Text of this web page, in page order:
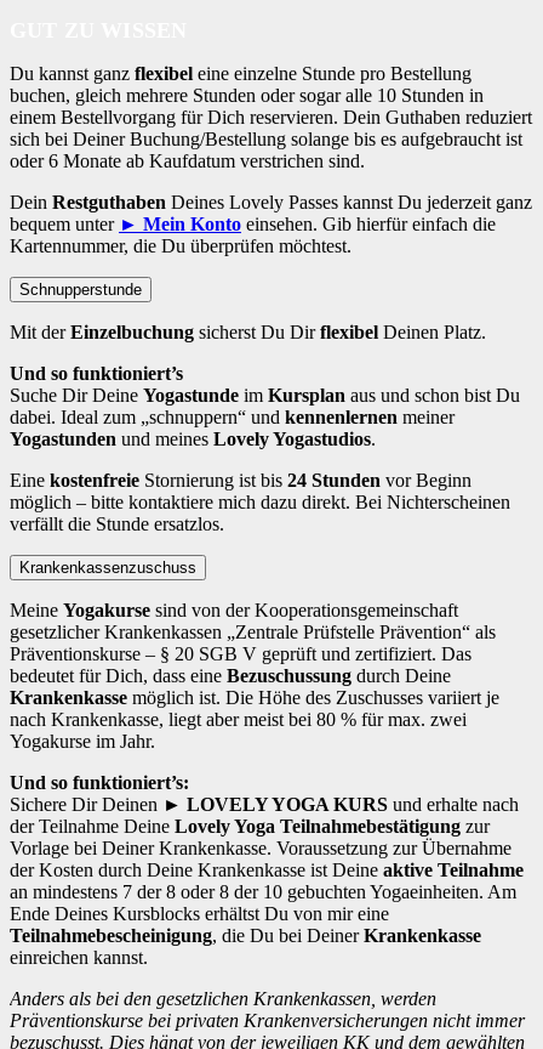
Du kannst ganz flexibel eine einzelne Stunde pro Bestellung
buchen, gleich mehrere Stunden oder sogar alle 10 Stunden in
einem Bestellvorgang für Dich reservieren. Dein Guthaben reduziert
sich bei Deiner Buchung/Bestellung solange bis es aufgebraucht ist
oder 6 Monate ab Kaufdatum verstrichen sind.
Dein Restguthaben Deines Lovely Passes kannst Du jederzeit ganz
bequem unter ► Mein Konto einsehen. Gib hierfür einfach die
Kartennummer, die Du überprüfen möchtest.
Schnupperstunde
Mit derEinzelbuchung sicherst Du Dirflexibel Deinen Platz.
Und so funktioniert’s
Suche Dir Deine Yogastunde im Kursplan aus und schon bist Du
dabei. Ideal zum „schnuppern“ und kennenlernen meiner
Yogastunden und meines Lovely Yogastudios.
Eine kostenfreie Stornierung ist bis 24 Stunden vor Beginn
möglich – bitte kontaktiere mich dazu direkt. Bei Nichterscheinen
verfällt die Stunde ersatzlos.
Krankenkassenzuschuss
Meine Yogakurse sind von der Kooperationsgemeinschaft
gesetzlicher Krankenkassen „Zentrale Prüfstelle Prävention“ als
Präventionskurse – § 20 SGB V geprüft und zertifiziert. Das
bedeutet für Dich, dass eine Bezuschussung durch Deine
Krankenkasse möglich ist. Die Höhe des Zuschusses variiert je
nach Krankenkasse, liegt aber meist bei 80 % für max. zwei
Yogakurse im Jahr.
Und so funktioniert’s:
Sichere Dir Deinen ► LOVELY YOGA KURS und erhalte nach
der Teilnahme Deine Lovely Yoga Teilnahmebestätigung zur
Vorlage bei Deiner Krankenkasse. Voraussetzung zur Übernahme
der Kosten durch Deine Krankenkasse ist Deine aktive Teilnahme
an mindestens 7 der 8 oder 8 der 10 gebuchten Yogaeinheiten. Am
Ende Deines Kursblocks erhältst Du von mir eine
Teilnahmebescheinigung, die Du bei DeinerKrankenkasse
einreichen kannst.
Anders als bei den gesetzlichen Krankenkassen, werden
Präventionskurse bei privaten Krankenversicherungen nicht immer
bezuschusst. Dies hängt von der jeweiligen KK und dem gewählten